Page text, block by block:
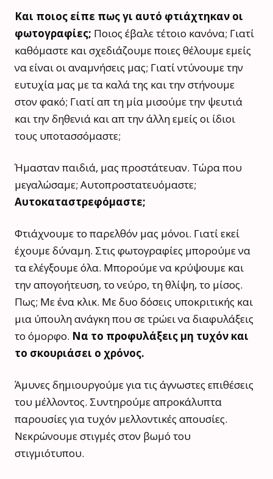
Και ποιος είπε πως γι αυτό φτιάχτηκαν οι
φωτογραφίες; Ποιος έβαλε τέτοιο κανόνα; Γιατί
καθόμαστε και σχεδιάζουμε ποιες θέλουμε εμείς
να είναι οι αναμνήσεις μας; Γιατί ντύνουμε την
ευτυχία μας με τα καλά της και την στήνουμε
στον φακό; Γιατί απ τη μία μισούμε την ψευτιά
και την δηθενιά και απ την άλλη εμείς οι ίδιοι
τους υποτασσόμαστε;
Ήμασταν παιδιά, μας προστάτευαν. Τώρα που
μεγαλώσαμε; Αυτοπροστατευόμαστε;
Αυτοκαταστρεφόμαστε;
Φτιάχνουμε το παρελθόν μας μόνοι. Γιατί εκεί
έχουμε δύναμη. Στις φωτογραφίες μπορούμε να
τα ελέγξουμε όλα. Μπορούμε να κρύψουμε και
την απογοήτευση, το νεύρο, τη θλίψη, το μίσος.
Πως; Με ένα κλικ. Με δυο δόσεις υποκριτικής και
μια ύπουλη ανάγκη που σε τρώει να διαφυλάξεις
το όμορφο. Να το προφυλάξεις μη τυχόν και
το σκουριάσει ο χρόνος.
Άμυνες δημιουργούμε για τις άγνωστες επιθέσεις
του μέλλοντος. Συντηρούμε απροκάλυπτα
παρουσίες για τυχόν μελλοντικές απουσίες.
Νεκρώνουμε στιγμές στον βωμό του
στιγμιότυπου.